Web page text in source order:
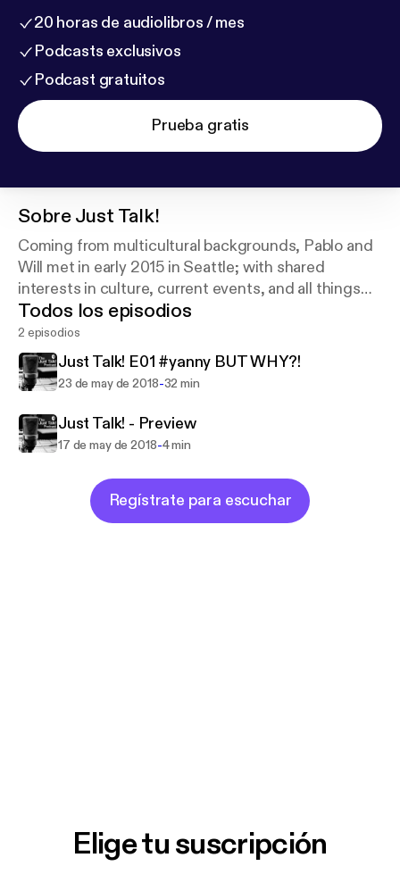
20 horas de audiolibros / mes
Podcasts exclusivos
Podcast gratuitos
Prueba gratis
SobreJust Talk!
Coming from multicultural backgrounds, Pablo and
Will met in early 2015 in Seattle; with shared
interests in culture, current events, and all things
tech. This is where they talk!
Todos los episodios
2 episodios
Just Talk! E01 #yanny BUT WHY?!
23 de may de 2018-32 min
Just Talk! - Preview
17 de may de 2018-4 min
Regístrate para escuchar
Elige tu suscripción